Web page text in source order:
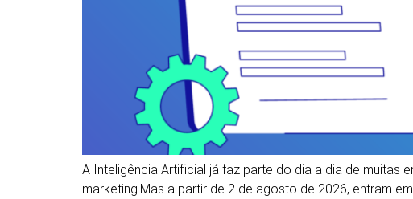
A Inteligência Artificial já faz parte do dia a dia de muitas
marketing.Mas a partir de 2 de agosto de 2026, entram